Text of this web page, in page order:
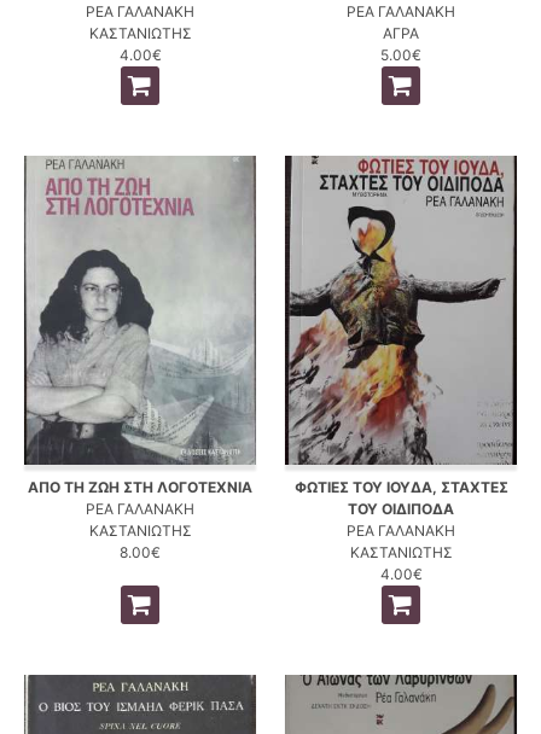
ΡΕΑ ΓΑΛΑΝΑΚΗ
ΚΑΣΤΑΝΙΩΤΗΣ
4.00€
ΡΕΑ ΓΑΛΑΝΑΚΗ
ΑΓΡΑ
5.00€
ΑΠΟ ΤΗ ΖΩΗ ΣΤΗ ΛΟΓΟΤΕΧΝΙΑ
ΡΕΑ ΓΑΛΑΝΑΚΗ
ΚΑΣΤΑΝΙΩΤΗΣ
8.00€
ΦΩΤΙΕΣ ΤΟΥ ΙΟΥΔΑ, ΣΤΑΧΤΕΣ
ΤΟΥ ΟΙΔΙΠΟΔΑ
ΡΕΑ ΓΑΛΑΝΑΚΗ
ΚΑΣΤΑΝΙΩΤΗΣ
4.00€